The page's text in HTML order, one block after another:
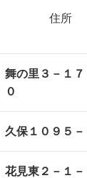
住所
舞の里３－１
０
久保１０９５－
花見東２－１－